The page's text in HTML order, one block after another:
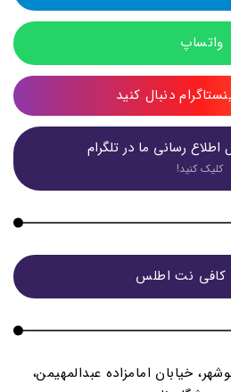
واتساپ
دنبال کنید
اطلاع رسانی ما در تلگرام
کلیک کنید!
کافی نت اطلس
خیابان امامزاده عبدالمهیمن،